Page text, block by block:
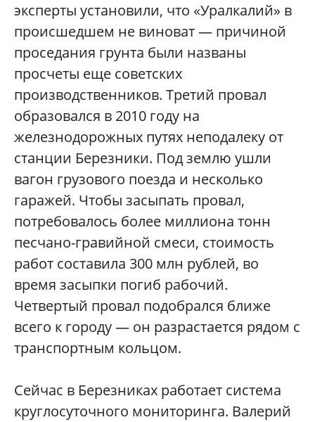
эксперты установили, что «Уралкалий» в
происшедшем не виноват — причиной
проседания грунта были названы
просчеты еще советских
производственников. Третий провал
образовался в 2010 году на
железнодорожных путях неподалеку от
станции Березники. Под землю ушли
вагон грузового поезда и несколько
гаражей. Чтобы засыпать провал,
потребовалось более миллиона тонн
песчано-гравийной смеси, стоимость
работ составила 300 млн рублей, во
время засыпки погиб рабочий.
Четвертый провал подобрался ближе
всего к городу — он разрастается рядом с
транспортным кольцом.
Сейчас в Березниках работает система
круглосуточного мониторинга. Валерий